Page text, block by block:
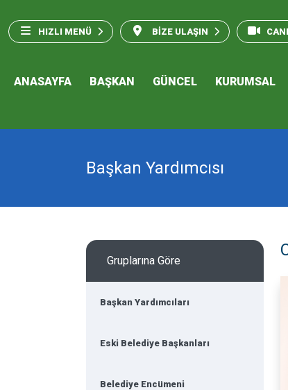
HIZLI MENÜ BİZE ULAŞIN
ANASAYFA BAŞKAN GÜNCEL KURUMSAL
Başkan Yardımcısı
Gruplarına Göre
Başkan Yardımcıları
Eski Belediye Başkanları
Belediye Encümeni